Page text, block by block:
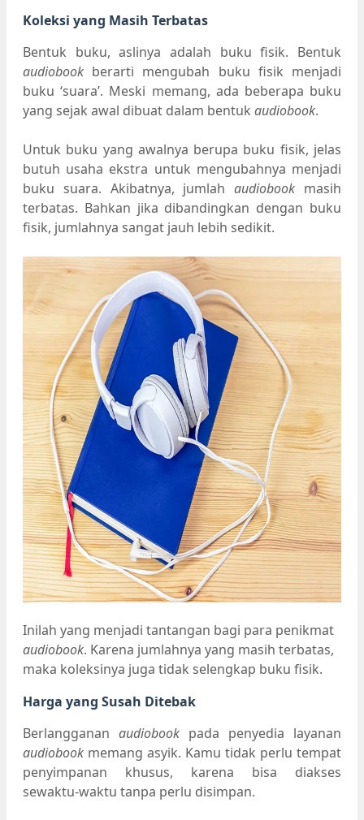
Koleksi yang Masih Terbatas
Bentuk buku, aslinya adalah buku fisik. Bentuk
audiobook berarti mengubah buku fisik menjadi
buku ‘suara’. Meski memang, ada beberapa buku
yang sejak awal dibuat dalam bentuk audiobook.
Untuk buku yang awalnya berupa buku fisik, jelas
butuh usaha ekstra untuk mengubahnya menjadi
buku suara. Akibatnya, jumlahaudiobook masih
terbatas. Bahkan jika dibandingkan dengan buku
fisik, jumlahnya sangat jauh lebih sedikit.
Inilah yang menjadi tantangan bagi para penikmat
audiobook. Karena jumlahnya yang masih terbatas,
maka koleksinya juga tidak selengkap buku fisik.
Harga yang Susah Ditebak
Berlangganan audiobook pada penyedia layanan
audiobook memang asyik. Kamu tidak perlu tempat
penyimpanan khusus, karena bisa diakses
sewaktu-waktu tanpa perlu disimpan.